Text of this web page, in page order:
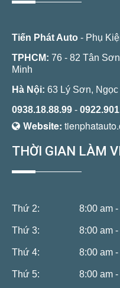
Tiến Phát Auto - Phụ
TPHCM: 76 - 82 Tân
Minh
Hà Nội: 63 Lý Sơn,
0938.18.88.99 -
Website:
THỜI GIAN LÀM
Thứ 2: 8:00 am
Thứ 3: 8:00 am
Thứ 4: 8:00 am
Thứ 5: 8:00 am